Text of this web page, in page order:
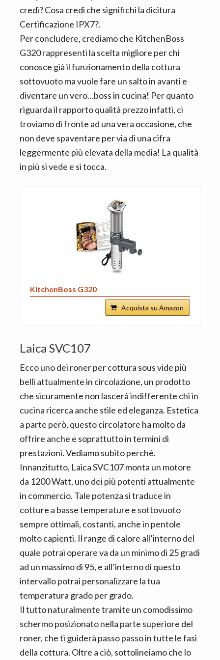
credi? Cosa credi che significhi la dicitura
Certificazione IPX7?.
Per concludere, crediamo che KitchenBoss
G320 rappresenti la scelta migliore per chi
conosce già il funzionamento della cottura
sottovuoto ma vuole fare un salto in avanti e
diventare un vero…boss in cucina! Per quanto
riguarda il rapporto qualità prezzo infatti, ci
troviamo di fronte ad una vera occasione, che
non deve spaventare per via di una cifra
leggermente più elevata della media! La qualità
in più si vede e si tocca.
KitchenBoss G320
Acquista su Amazon
Laica SVC107
Ecco uno dei roner per cottura sous vide più
belli attualmente in circolazione, un prodotto
che sicuramente non lascerà indifferente chi in
cucina ricerca anche stile ed eleganza. Estetica
a parte però, questo circolatore ha molto da
offrire anche e soprattutto in termini di
prestazioni. Vediamo subito perché.
Innanzitutto, Laica SVC107 monta un motore
da 1200 Watt, uno dei più potenti attualmente
in commercio. Tale potenza si traduce in
cotture a basse temperature e sottovuoto
sempre ottimali, costanti, anche in pentole
molto capienti. Il range di calore all’interno del
quale potrai operare va da un minimo di 25 gradi
ad un massimo di 95, e all’interno di questo
intervallo potrai personalizzare la tua
temperatura grado per grado.
Il tutto naturalmente tramite un comodissimo
schermo posizionato nella parte superiore del
roner, che ti guiderà passo passo in tutte le fasi
della cottura. Oltre a ciò, sottolineiamo che lo